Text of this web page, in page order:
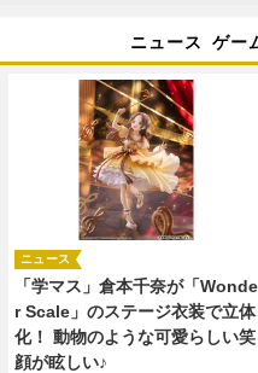
映画
グッズ
声優
舞台
インタビュー
ラキりす
連載マンガ一覧
番組・動画一覧
動画
連載・ブログ
連載・ブログ一覧
編集部ブログ・お知らせ
ニュース ゲー
「学マス」倉本千奈が「Wonde
r Scale」のステージ衣装で立体
化！ 動物のような可愛らしい笑
顔が眩しい♪
ニュース